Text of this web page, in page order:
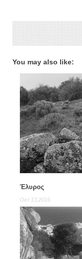
You may also like:
Έλυρος
Οκτ 13,2016